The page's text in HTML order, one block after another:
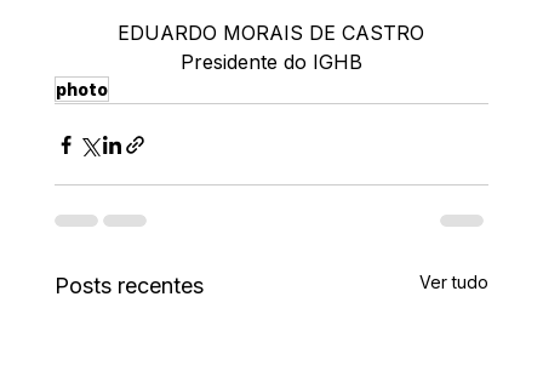
EDUARDO MORAIS DE CASTRO
Presidente do IGHB
photo
Posts recentes Ver tudo